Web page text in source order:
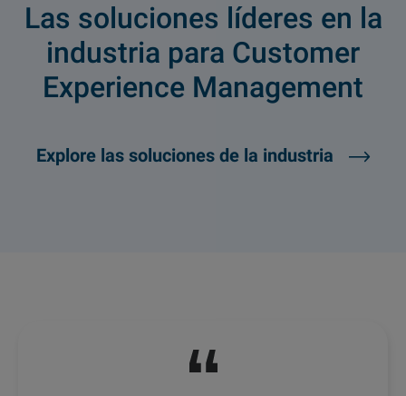
Las soluciones líderes en la
industria para Customer
Experience Management
Explore las soluciones de la industria